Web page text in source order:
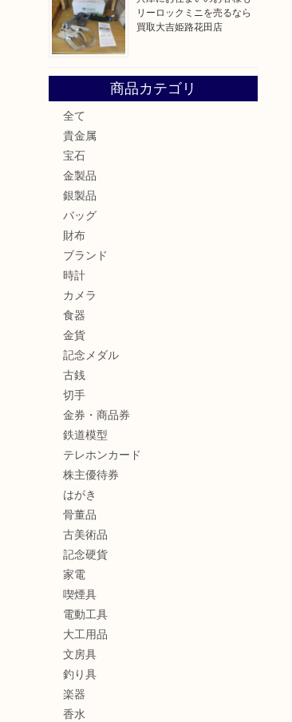
リーロックミニを売るなら
買取大吉姫路花田店
商品カテゴリ
全て
貴金属
宝石
金製品
銀製品
バッグ
財布
ブランド
時計
カメラ
食器
金貨
記念メダル
古銭
切手
金券・商品券
鉄道模型
テレホンカード
株主優待券
はがき
骨董品
古美術品
記念硬貨
家電
喫煙具
電動工具
大工用品
文房具
釣り具
楽器
香水